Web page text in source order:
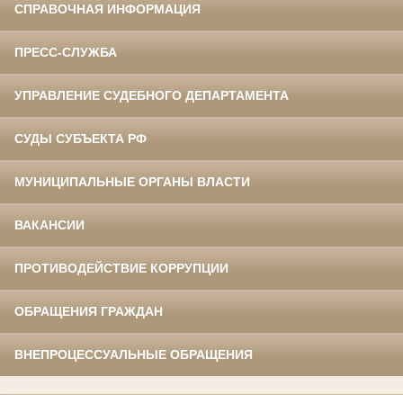
СПРАВОЧНАЯ ИНФОРМАЦИЯ
ПРЕСС-СЛУЖБА
УПРАВЛЕНИЕ СУДЕБНОГО ДЕПАРТАМЕНТА
СУДЫ СУБЪЕКТА РФ
МУНИЦИПАЛЬНЫЕ ОРГАНЫ ВЛАСТИ
ВАКАНСИИ
ПРОТИВОДЕЙСТВИЕ КОРРУПЦИИ
ОБРАЩЕНИЯ ГРАЖДАН
ВНЕПРОЦЕССУАЛЬНЫЕ ОБРАЩЕНИЯ